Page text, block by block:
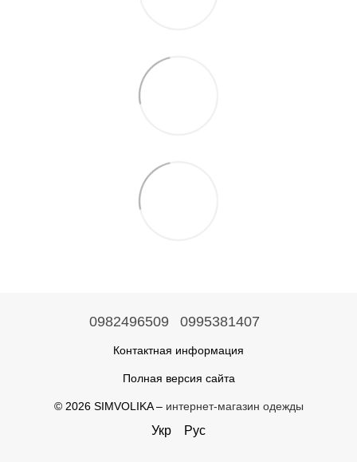
0982496509 0995381407
Контактная информация
Полная версия сайта
© 2026 SIMVOLIKA – интернет-магазин одежды
Укр Рус